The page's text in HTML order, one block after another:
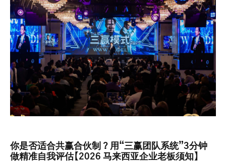
你是否适合共赢合伙制？用“三赢团队系统”3分钟
做精准自我评估【2026 马来西亚企业老板须知】